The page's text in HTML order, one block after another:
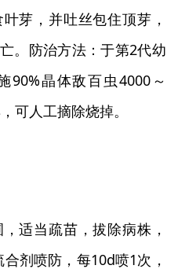
芽，并吐丝包住顶芽，
。防治方法：于第2代幼
90%晶体敌百虫4000～
可人工摘除烧掉。
适当疏苗，拔除病株，
剂喷防，每10d喷1次，